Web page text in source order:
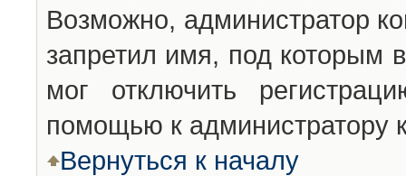
Возможно, администратор
запретил имя, под которым
мог отключить
помощью к администратору
Вернуться к началу